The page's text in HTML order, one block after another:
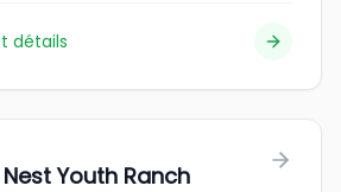
détails
Youth Ranch